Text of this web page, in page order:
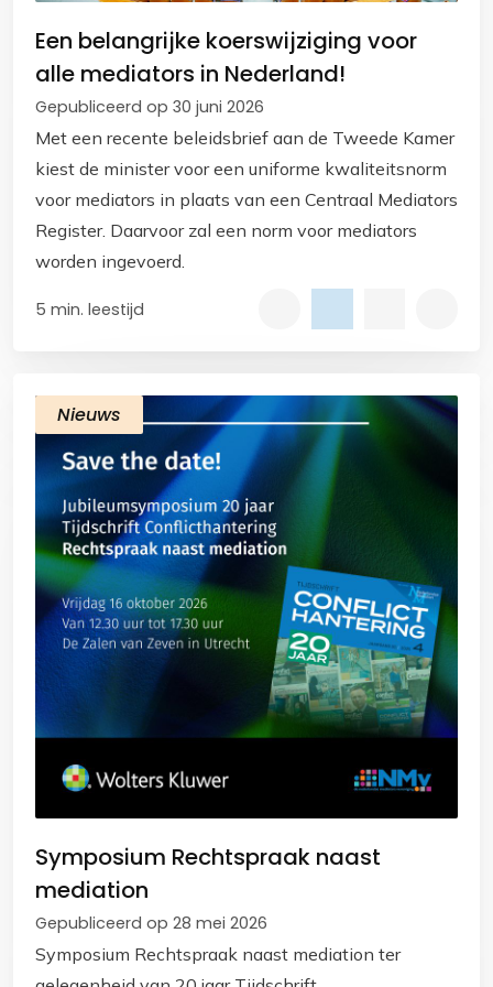
Een belangrijke koerswijziging voor
alle mediators in Nederland!
Gepubliceerd op 30 juni 2026
Met een recente beleidsbrief aan de Tweede Kamer
kiest de minister voor een uniforme kwaliteitsnorm
voor mediators in plaats van een Centraal Mediators
Register. Daarvoor zal een norm voor mediators
worden ingevoerd.
5 min. leestijd
Nieuws
Symposium Rechtspraak naast
mediation
Gepubliceerd op 28 mei 2026
Symposium Rechtspraak naast mediation ter